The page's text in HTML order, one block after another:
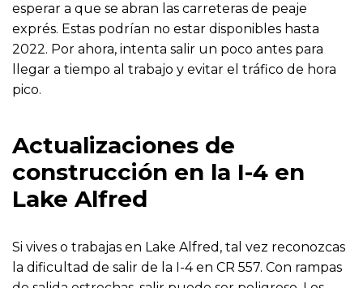
esperar a que se abran las carreteras de peaje
exprés. Estas podrían no estar disponibles hasta
2022. Por ahora, intenta salir un poco antes para
llegar a tiempo al trabajo y evitar el tráfico de hora
pico.
Actualizaciones de
construcción en la I-4 en
Lake Alfred
Si vives o trabajas en Lake Alfred, tal vez reconozcas
la dificultad de salir de la I-4 en CR 557. Con rampas